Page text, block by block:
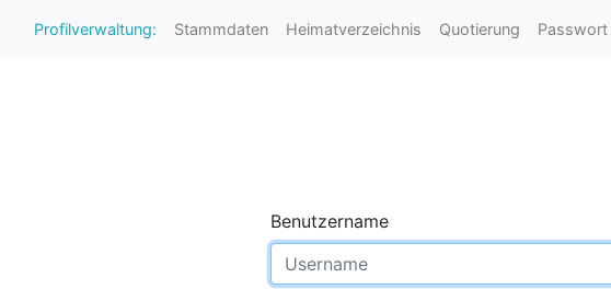
Profilverwaltung: Stammdaten Heimatverzeichnis Quotierung Passwort
Benutzername